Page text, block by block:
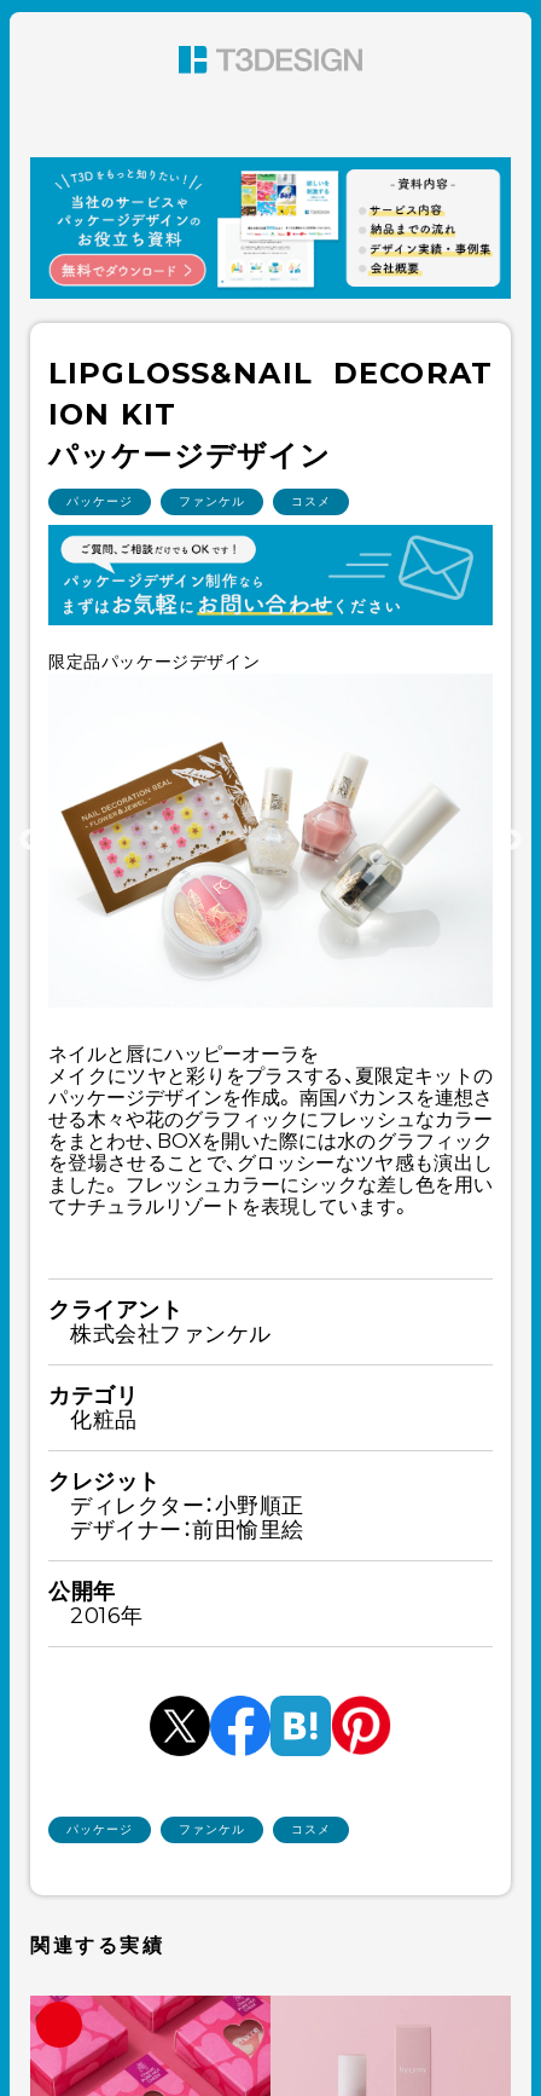
ン 株式会社T3デザイン
LIPGLOSS&NAIL DECORAT
ION KIT
パッケージデザイン
パッケージ ファンケル コスメ
ネイルと唇にハッピーオーラを
メイクにツヤと彩りをプラスする、夏限定キットの
パッケージデザインを作成。 南国バカンスを連想さ
せる木々や花のグラフィックにフレッシュなカラー
をまとわせ、BOXを開いた際には水のグラフィック
を登場させることで、グロッシーなツヤ感も演出し
ました。 フレッシュカラーにシックな差し色を用い
てナチュラルリゾートを表現しています。
限定品パッケージデザイン
クライアント
株式会社ファンケル
カテゴリ
化粧品
クレジット
ディレクター：小野順正
デザイナー：前田愉里絵
公開年
2016年
パッケージ ファンケル コスメ
関連する実績